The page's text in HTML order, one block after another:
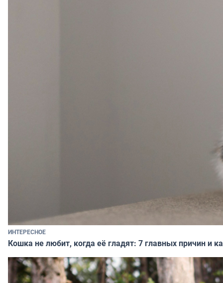
ИНТЕРЕСНОЕ
Кошка не любит, когда её гладят: 7 главных причин и